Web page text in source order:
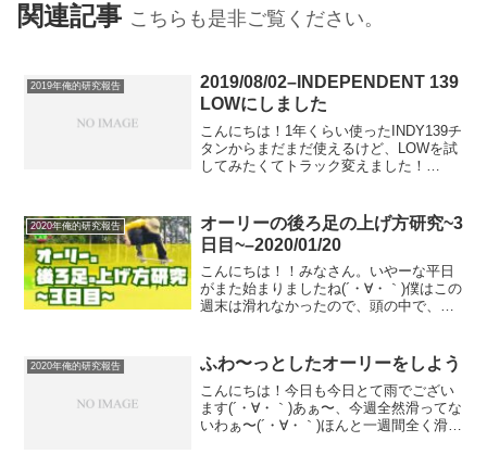
関連記事 こちらも是非ご覧ください。
2019年俺的研究報告
2019/08/02–INDEPENDENT 139
LOWにしました
こんにちは！1年くらい使ったINDY139チ
タンからまだまだ使えるけど、LOWを試
してみたくてトラック変えました！
で、、、でも、実はINDYのLOW...
2020年俺的研究報告
オーリーの後ろ足の上げ方研究~3
日目~–2020/01/20
こんにちは！！みなさん。いやーな平日
がまた始まりましたね(´・∀・｀)僕はこの
週末は滑れなかったので、頭の中で、ど
どうして、これが思いつかないっすね(´・
∀・｀)笑とは...
2020年俺的研究報告 ふわ〜っとしたオーリーをしよう
こんにちは！今日も今日とて雨でござい
ます(´・∀・｀)あぁ〜、今週全然滑ってな
いわぁ〜(´・∀・｀)ほんと一週間全く滑っ